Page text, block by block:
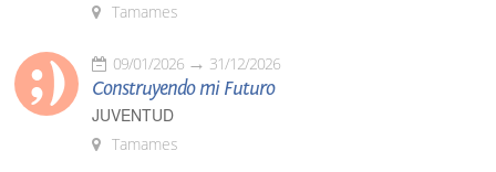
Tamames
09/01/2026 31/12/2026
Construyendo mi Futuro
JUVENTUD
Tamames